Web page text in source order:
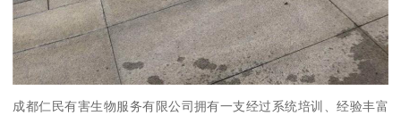
成都仁民有害生物服务有限公司拥有一支经过系统培训、经验丰富